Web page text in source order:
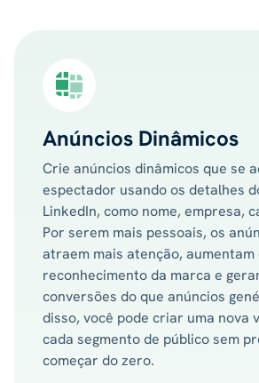
Anúncios Dinâmicos
Crie anúncios dinâmicos que se
espectador usando os detalhes
LinkedIn, como nome, empresa,
Por serem mais pessoais, os
atraem mais atenção, aumentam
reconhecimento da marca e
conversões do que anúncios
disso, você pode criar uma nova
cada segmento de público sem
começar do zero.